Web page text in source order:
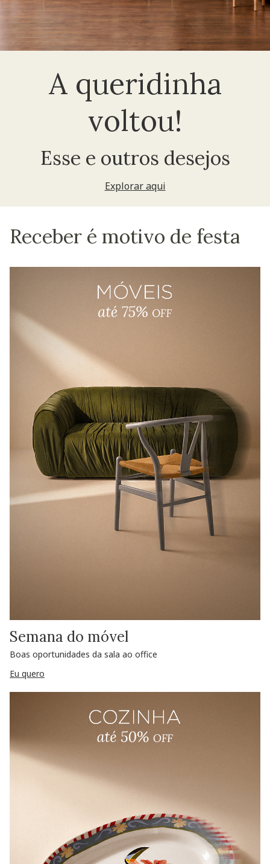
A queridinha
voltou!
Esse e outros desejos
Explorar aqui
Receber é motivo de festa
Semana do móvel
Boas oportunidades da sala ao office
Eu quero